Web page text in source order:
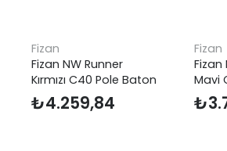
Fizan
Fizan NW Runner
Kırmızı C40 Pole Baton
₺4.259,84
Fizan
Fizan
Mavi
₺